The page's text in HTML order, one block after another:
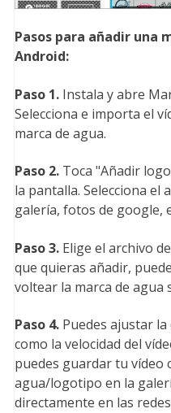
Pasos para añadir una
Android:
Paso 1.Instala y abre
Selecciona e importa el
marca de agua.
Paso 2. Toca "Añadir
la pantalla. Selecciona el
galería, fotos de google,
Paso 3. Elige el archivo
que quieras añadir,
voltear la marca de agua
Paso 4. Puedes ajustar
como la velocidad del
puedes guardar tu vídeo
agua/logotipo en la
directamente en las